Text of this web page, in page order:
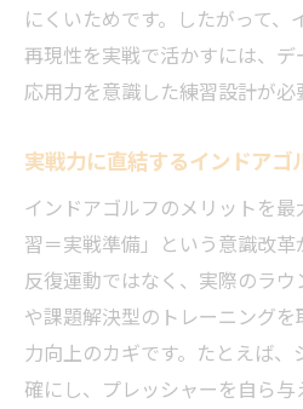
にくいためです。したがって
再現性を実戦で活かすには、
応用力を意識した練習設計が必
実戦力に直結するインドアゴ
インドアゴルフのメリットを
習＝実戦準備」という意識改
反復運動ではなく、実際のラ
や課題解決型のトレーニング
力向上のカギです。たとえば
確にし、プレッシャーを自ら